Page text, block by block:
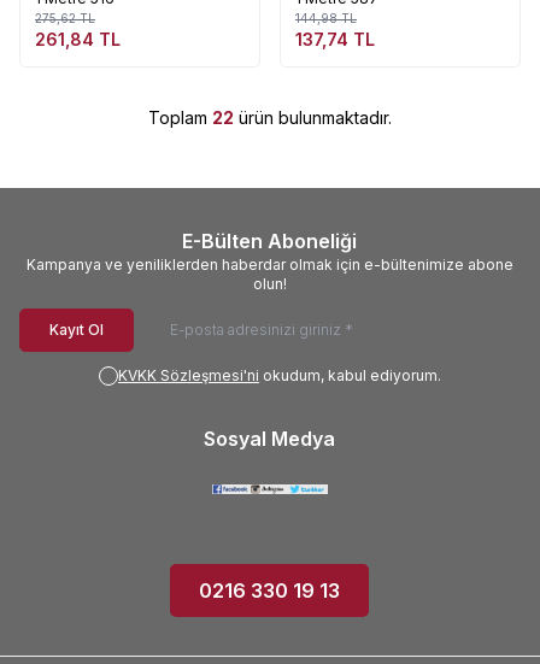
275,62TL
261,84 TL
144,98TL
137,74 TL
Toplam 22 ürün bulunmaktadır.
E-Bülten Aboneliği
Kampanya ve yeniliklerden haberdar olmak için e-bültenimize abone
olun!
Kayıt Ol
KVKK Sözleşmesi'ni okudum, kabul ediyorum.
Sosyal Medya
0216 330 19 13